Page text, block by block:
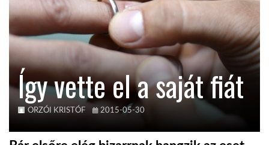
GLOBOTV
AFRIKA TUDÁSTÁR
A NAP SZÉPE
Így vette el a saját fiát
ORZÓI KRISTÓF 2015-05-30